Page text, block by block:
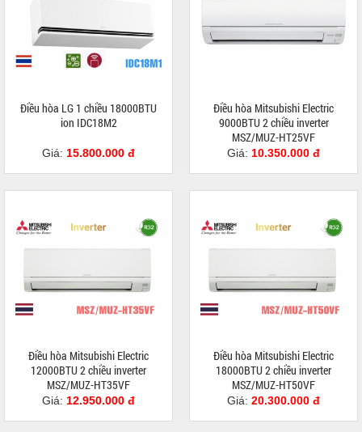
Điều hòa LG 1 chiều 18000BTU
ion IDC18M2
Giá: 15.800.000 đ
Điều hòa Mitsubishi Electric
9000BTU 2 chiều inverter
MSZ/MUZ-HT25VF
Giá: 10.350.000 đ
Điều hòa Mitsubishi Electric
12000BTU 2 chiều inverter
MSZ/MUZ-HT35VF
Giá: 12.950.000 đ
Điều hòa Mitsubishi Electric
18000BTU 2 chiều inverter
MSZ/MUZ-HT50VF
Giá: 20.300.000 đ